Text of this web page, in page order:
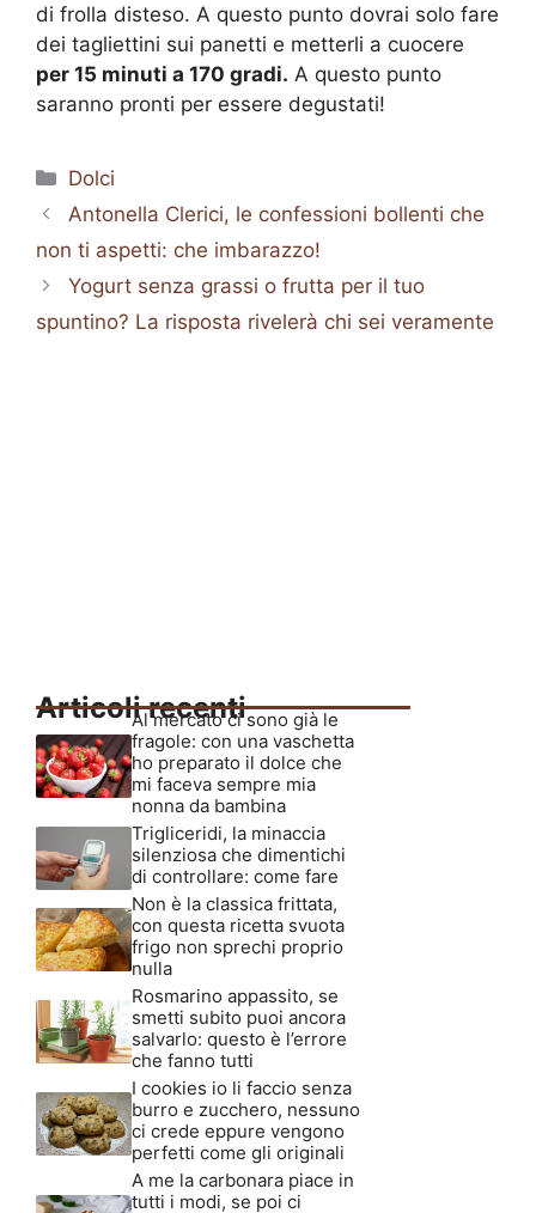
di frolla disteso. A questo punto dovrai solo fare
dei tagliettini sui panetti e metterli a cuocere
per 15 minuti a 170 gradi. A questo punto
saranno pronti per essere degustati!
Categorie
Dolci
Antonella Clerici, le confessioni bollenti che
non ti aspetti: che imbarazzo!
Yogurt senza grassi o frutta per il tuo
spuntino? La risposta rivelerà chi sei veramente
Articoli recenti
Al mercato ci sono già le
fragole: con una vaschetta
ho preparato il dolce che
mi faceva sempre mia
nonna da bambina
Trigliceridi, la minaccia
silenziosa che dimentichi
di controllare: come fare
Non è la classica frittata,
con questa ricetta svuota
frigo non sprechi proprio
nulla
Rosmarino appassito, se
smetti subito puoi ancora
salvarlo: questo è l’errore
che fanno tutti
I cookies io li faccio senza
burro e zucchero, nessuno
ci crede eppure vengono
perfetti come gli originali
A me la carbonara piace in
tutti i modi, se poi ci